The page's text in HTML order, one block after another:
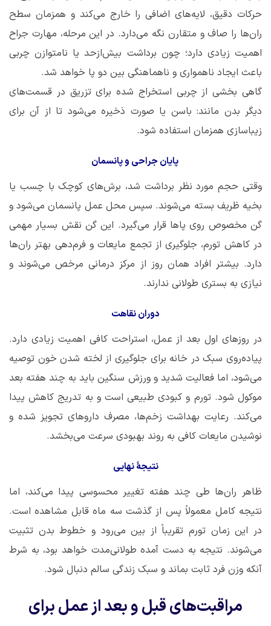
حرکات دقیق، لایه‌های اضافی را خارج می‌کند و همزمان سطح
ران‌ها را صاف و متقارن نگه می‌دارد. در این مرحله، مهارت جراح
اهمیت زیادی دارد؛ چون برداشت بیش‌ازحد یا نامتوازن چربی
باعث ایجاد ناهمواری و ناهماهنگی بین دو پا خواهد شد.
گاهی بخشی از چربی استخراج ‌شده برای تزریق در قسمت‌های
دیگر بدن مانند: باسن یا صورت ذخیره می‌شود تا از آن برای
زیباسازی همزمان استفاده شود.
پایان جراحی و پانسمان
وقتی حجم مورد نظر برداشت شد، برش‌های کوچک با چسب یا
بخیه ظریف بسته می‌شوند. سپس محل عمل پانسمان می‌شود و
گن مخصوص روی پاها قرار می‌گیرد. این گن نقش بسیار مهمی
در کاهش تورم، جلوگیری از تجمع مایعات و فرم‌دهی بهتر ران‌ها
دارد. بیشتر افراد همان روز از مرکز درمانی مرخص می‌شوند و
نیازی به بستری طولانی ندارند.
دوران نقاهت
در روزهای اول بعد از عمل، استراحت کافی اهمیت زیادی دارد.
پیاده‌روی سبک در خانه برای جلوگیری از لخته شدن خون توصیه
می‌شود، اما فعالیت شدید و ورزش سنگین باید به چند هفته بعد
موکول شود. تورم و کبودی طبیعی است و به تدریج کاهش پیدا
می‌کند. رعایت بهداشت زخم‌ها، مصرف داروهای تجویز شده و
نوشیدن مایعات کافی به روند بهبودی سرعت می‌بخشد.
نتیجۀ نهایی
ظاهر ران‌ها طی چند هفته تغییر محسوسی پیدا می‌کند، اما
نتیجه کامل معمولاً پس از گذشت سه ماه قابل مشاهده است.
در این زمان تورم تقریباً از بین می‌رود و خطوط بدن تثبیت
می‌شوند. نتیجه به دست آمده طولانی‌مدت خواهد بود، به شرط
آنکه وزن فرد ثابت بماند و سبک زندگی سالم دنبال شود.
مراقبت‌های قبل و بعد از عمل برای